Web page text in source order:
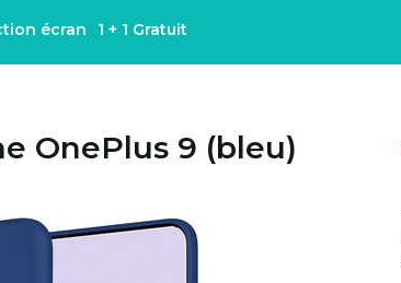
écran 1 + 1 Gratuit
OnePlus 9 (bleu)